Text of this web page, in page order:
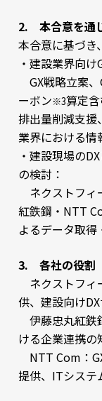
2. 本合意を通
本合意に基づき
・建設業界向け
GX戦略立案
ーボン※3算定
排出量削減支援
業界における情
・建設現場の
の検討：
ネクストフィ
紅鉄鋼・NTT
よるデータ取
3. 各社の役割
ネクストフィ
供、建設向け
伊藤忠丸紅鉄
ける企業連携の
NTT Com：
提供、ITシステ